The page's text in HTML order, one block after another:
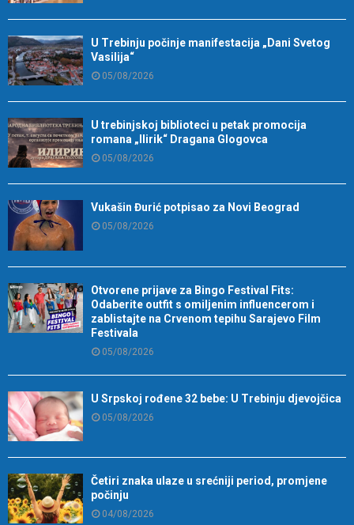
U Trebinju počinje manifestacija „Dani Svetog
Vasilija“
05/08/2026
U trebinjskoj biblioteci u petak promocija
romana „Ilirik“ Dragana Glogovca
05/08/2026
Vukašin Đurić potpisao za Novi Beograd
05/08/2026
Otvorene prijave za Bingo Festival Fits:
Odaberite outfit s omiljenim influencerom i
zablistajte na Crvenom tepihu Sarajevo Film
Festivala
05/08/2026
U Srpskoj rođene 32 bebe: U Trebinju djevojčica
05/08/2026
Četiri znaka ulaze u srećniji period, promjene
počinju
04/08/2026